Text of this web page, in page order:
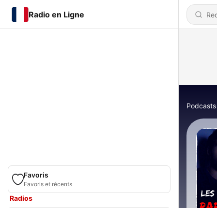
Radio en Ligne
Favoris
Favoris et récents
Radios
Podcasts